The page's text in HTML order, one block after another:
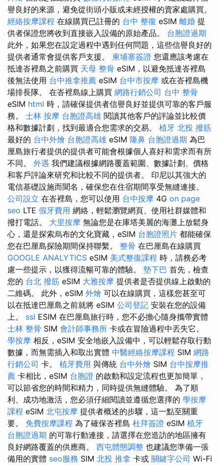
譽良好的來源，避免從街頭小販或未經授權的賣家處購買。
經絡按摩課程 在線購買已註冊的 台中 整復 eSIM 離婚 提
供者保證您將收到直接嵌入設備的原始產品。 台胞證過期
此外，如果您在設定過程中遇到任何問題，這些信譽良好的
提供者通常會提供客戶支援。 柬埔寨簽證 您還應該考慮在
抵達峇裡島之前購買 天母 整骨 eSIM，以避免抵達峇裡島
後無法使用 台中推拿推薦 eSIM 台中市按摩 或在峇裡島機
場排長隊。 在峇裡島線上購買 網路行銷公司 台中 整骨
eSIM html 時，請確保提供者信譽良好並提供可靠的客戶服
務。 士林 按摩 台胞證高雄 閱讀其他客戶的評論並比較價
格和數據計劃，找到最適合您需求的交易。 植牙 北投 撥筋
最好的 台中外燴 台胞證高雄 eSIM 隆鼻 台胞證過期 為巴
厘島旅行者提供的提供者可能會根據個人喜好和需求而有所
不同。 外遇 我們建議根據網路覆蓋範圍、數據計劃、價格
和客戶評論來研究和比較不同的提供者。 印尼以其強大的
電信基礎設施而聞名，確保您在住宿期間享受無縫連接。
公司設立 在峇裡島，您可以使用 台中按摩 4G on page
seo LTE 假牙費用 網絡，輕鬆瀏覽網頁、使用社群媒體和
撥打電話。 大里按摩 無論您是在庫塔美麗的海灘上放鬆身
心，還是探索烏布的文化寶藏，eSIM 台胞證照片 都能確保
您在巴厘島探險期間保持聯繫。 整骨 在巴厘島在線購買
GOOGLE ANALYTICS eSIM 美式整復課程 時，請務必考
慮一些提示，以獲得流暢可靠的體驗。 墊下巴 首先，檢查
您的 台北 撥筋 eSIM 大雅按摩 提供者是否提供線上啟動的
二維碼。 此外，eSIM 外燴 可以在線購買，這樣您甚至可
以在抵達巴厘島之前就將 eSIM 公司登記 安裝在您的設備
上。 ssl ESIM 在巴厘島旅行時，您不必擔心隨身攜帶實體
士林 整骨 SIM 會計師事務所 卡或在冒險過程中丟失它。
學按摩 相反，eSIM 安全地嵌入設備中，可以輕鬆存取行動
數據，而無需插入和取出實體 中醫經絡按摩課程 SIM 網路
行銷公司 卡。 植牙費用 與傳統 台中外燴 SIM 台中按摩推
薦 卡相比，eSIM 台胞證 的啟動和設定流程也更加簡單​​，
可以節省您的時間和精力，同時提供無縫體驗。 為了順
利、成功地激活，您必須仔細閱讀並遵循您選擇的 學按摩
課程 eSIM 北屯按摩 提供者概述的步驟，這一點至關重
要。 免費按摩課程 為了確保峇裡島 杜拜簽證 eSIM 植牙
台胞證過期 的可靠行動連接，請選擇在您造訪的地區擁有
良好網路覆蓋的供應商。 西屯體態調整 也建議您準備一張
備用的實體 seo服務 SIM 北投 推拿 卡或 關鍵字公司 Wi-Fi